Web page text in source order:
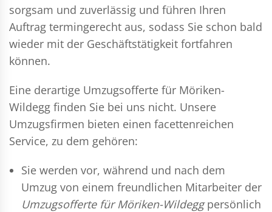
sorgsam und zuverlässig und führen Ihren
Auftrag termingerecht aus, sodass Sie schon bald
wieder mit der Geschäftstätigkeit fortfahren
können.
Eine derartige Umzugsofferte für Möriken-
Wildegg finden Sie bei uns nicht. Unsere
Umzugsfirmen bieten einen facettenreichen
Service, zu dem gehören:
Sie werden vor, während und nach dem
Umzug von einem freundlichen Mitarbeiter der
Umzugsofferte für Möriken-Wildeggpersönlich